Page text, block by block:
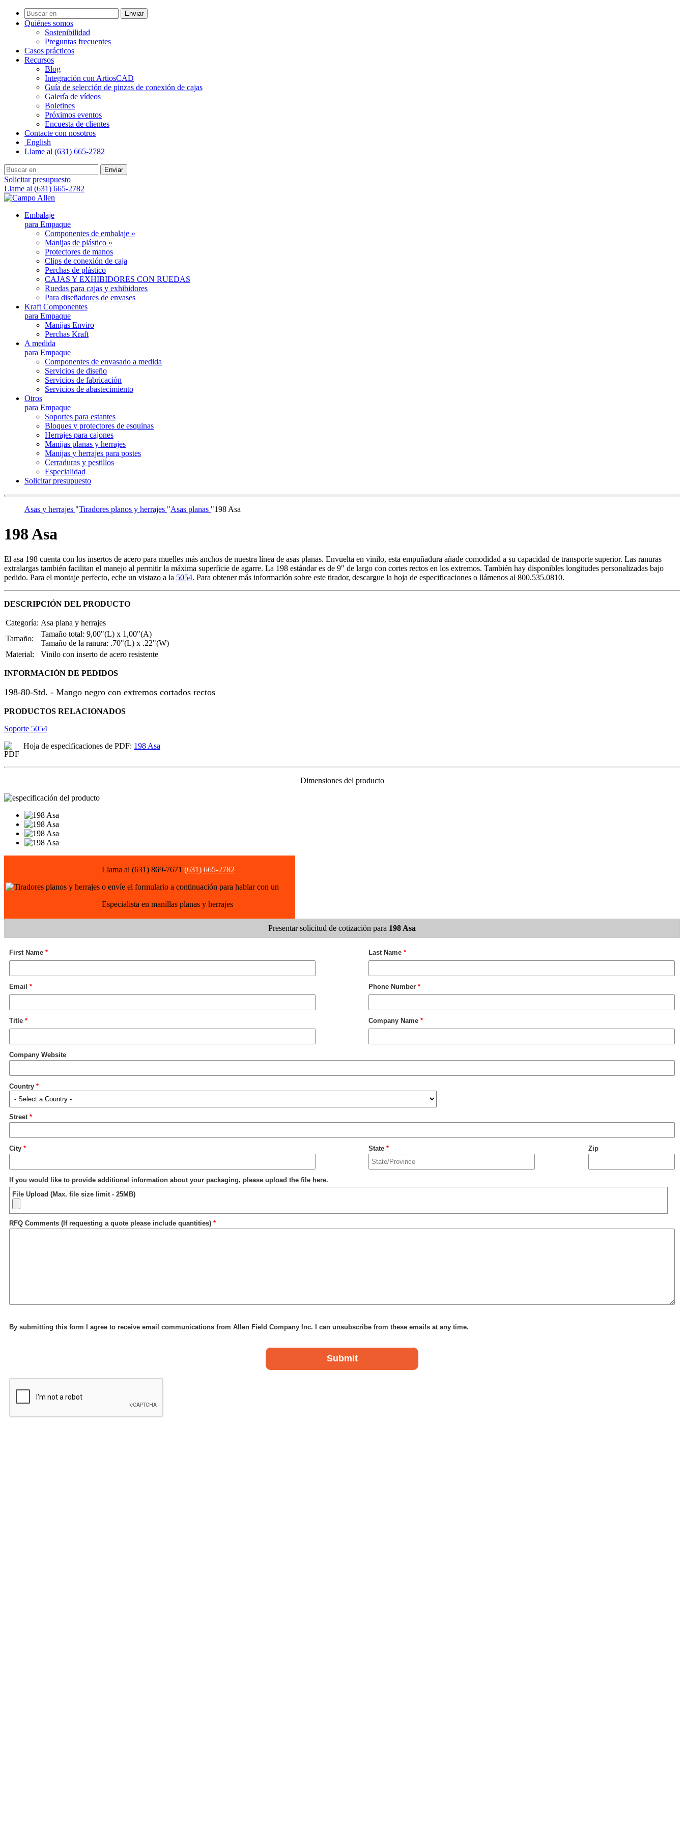
Enviar
Quiénes somos
Sostenibilidad
Preguntas frecuentes
Casos prácticos
Recursos
Blog
Integración con ArtiosCAD
Guía de selección de pinzas de conexión de cajas
Galería de vídeos
Boletines
Próximos eventos
Encuesta de clientes
Contacte con nosotros
English
Llame al (631) 665-2782
Enviar
Solicitar presupuesto
Llame al (631) 665-2782
Embalaje
para Empaque
Componentes de embalaje »
Manijas de plástico »
Protectores de manos
Clips de conexión de caja
Perchas de plástico
CAJAS Y EXHIBIDORES CON RUEDAS
Ruedas para cajas y exhibidores
Para diseñadores de envases
Kraft Componentes
para Empaque
Manijas Enviro
Perchas Kraft
A medida
para Empaque
Componentes de envasado a medida
Servicios de diseño
Servicios de fabricación
Servicios de abastecimiento
Otros
para Empaque
Soportes para estantes
Bloques y protectores de esquinas
Herrajes para cajones
Manijas planas y herrajes
Manijas y herrajes para postes
Cerraduras y pestillos
Especialidad
Solicitar presupuesto
Asas y herrajes "Tiradores planos y herrajes "Asas planas "198 Asa
198 Asa
El asa 198 cuenta con los insertos de acero para muelles más anchos de nuestra línea de asas planas. Envuelta en vinilo, esta empuñadura añade comodidad a su capacidad de transporte superior. Las ranuras
extralargas también facilitan el manejo al permitir la máxima superficie de agarre. La 198 estándar es de 9″ de largo con cortes rectos en los extremos. También hay disponibles longitudes personalizadas bajo
pedido. Para el montaje perfecto, eche un vistazo a la 5054. Para obtener más información sobre este tirador, descargue la hoja de especificaciones o llámenos al 800.535.0810.
DESCRIPCIÓN DEL PRODUCTO
Categoría: Asa plana y herrajes
Tamaño:
Tamaño total: 9,00"(L) x 1,00"(A)
Tamaño de la ranura: .70"(L) x .22"(W)
Material:
Vinilo con inserto de acero resistente
INFORMACIÓN DE PEDIDOS
198-80-Std. - Mango negro con extremos cortados rectos
PRODUCTOS RELACIONADOS
Soporte 5054
Hoja de especificaciones de PDF: 198 Asa
Dimensiones del producto
Llama al (631) 869-7671 (631) 665-2782
o envíe el formulario a continuación para hablar con un
Especialista en manillas planas y herrajes
Presentar solicitud de cotización para 198 Asa